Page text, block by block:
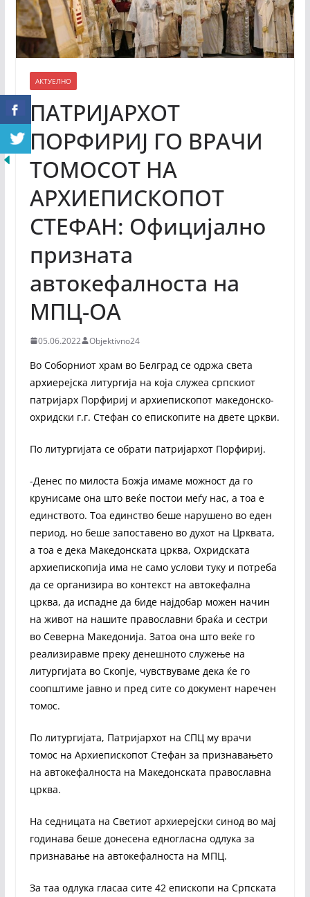
АКТУЕЛНО
ПАТРИЈАРХОТ
ПОРФИРИЈ ГО ВРАЧИ
ТОМОСОТ НА
АРХИЕПИСКОПОТ
СТЕФАН: Официјално
призната
автокефалноста на
МПЦ-ОА
05.06.2022 Objektivno24
Во Соборниот храм во Белград се одржа света
архиерејска литургија на која служеа српскиот
патријарх Порфириј и архиепископот македонско-
охридски г.г. Стефан со епископите на двете цркви.
По литургијата се обрати патријархот Порфириј.
-Денес по милоста Божја имаме можност да го
крунисаме она што веќе постои меѓу нас, а тоа е
единството. Тоа единство беше нарушено во еден
период, но беше запоставено во духот на Црквата,
а тоа е дека Македонската црква, Охридската
архиепископија има не само услови туку и потреба
да се организира во контекст на автокефална
црква, да испадне да биде најдобар можен начин
на живот на нашите православни браќа и сестри
во Северна Македонија. Затоа она што веќе го
реализиравме преку денешното служење на
литургијата во Скопје, чувствуваме дека ќе го
соопштиме јавно и пред сите со документ наречен
томос.
По литургијата, Патријархот на СПЦ му врачи
томос на Архиепископот Стефан за признавањето
на автокефалноста на Македонската православна
црква.
На седницата на Светиот архиерејски синод во мај
годинава беше донесена едногласна одлука за
признавање на автокефалноста на МПЦ.
За таа одлука гласаа сите 42 епископи на Српската